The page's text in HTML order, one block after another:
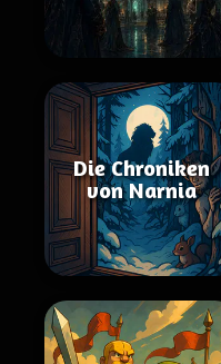
Die Chroniken
von Narnia